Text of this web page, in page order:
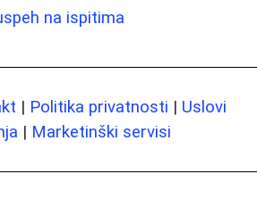
na ispitima
| Politika privatnosti | Uslovi
| Marketinški servisi